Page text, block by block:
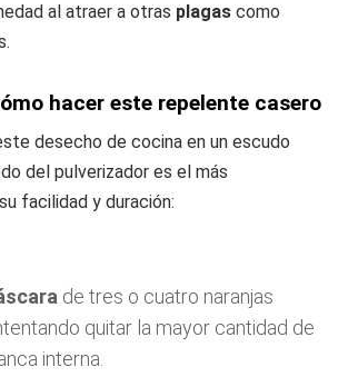
al atraer a otras plagas como
hacer este repelente casero
desecho de cocina en un escudo
del pulverizador es el más
facilidad y duración:
de tres o cuatro naranjas
quitar la mayor cantidad de
interna.